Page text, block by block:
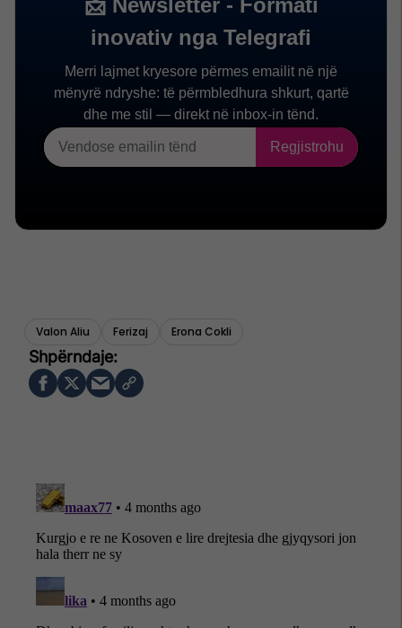
Valon Aliu Ferizaj Erona Cokli